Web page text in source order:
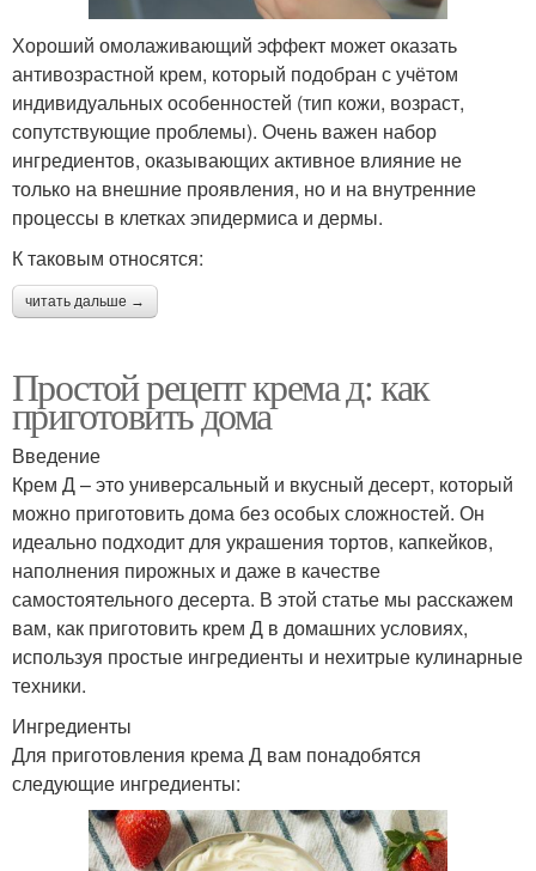
Хороший омолаживающий эффект может оказать
антивозрастной крем, который подобран с учётом
индивидуальных особенностей (тип кожи, возраст,
сопутствующие проблемы). Очень важен набор
ингредиентов, оказывающих активное влияние не
только на внешние проявления, но и на внутренние
процессы в клетках эпидермиса и дермы.
К таковым относятся:
читать дальше →
Простой рецепт крема д: как
приготовить дома
Введение
Крем Д – это универсальный и вкусный десерт, который
можно приготовить дома без особых сложностей. Он
идеально подходит для украшения тортов, капкейков,
наполнения пирожных и даже в качестве
самостоятельного десерта. В этой статье мы расскажем
вам, как приготовить крем Д в домашних условиях,
используя простые ингредиенты и нехитрые кулинарные
техники.
Ингредиенты
Для приготовления крема Д вам понадобятся
следующие ингредиенты: